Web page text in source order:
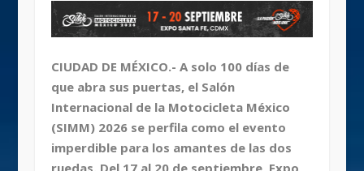
CIUDAD DE MÉXICO.- A solo 100 días de
que abra sus puertas, el Salón
Internacional de la Motocicleta México
(SIMM) 2026 se perfila como el evento
imperdible para los amantes de las dos